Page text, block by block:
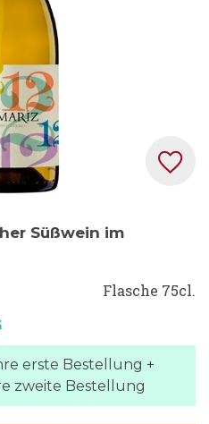
Süßwein im
Flasche 75cl.
erste Bestellung +
zweite Bestellung